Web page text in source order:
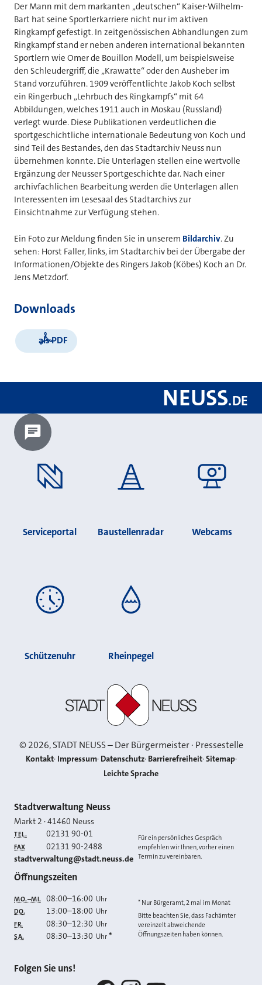
Der Mann mit dem markanten „deutschen“ Kaiser-Wilhelm-
Bart hat seine Sportlerkarriere nicht nur im aktiven
Ringkampf gefestigt. In zeitgenössischen Abhandlungen zum
Ringkampf stand er neben anderen international bekannten
Sportlern wie Omer de Bouillon Modell, um beispielsweise
den Schleudergriff, die „Krawatte“ oder den Ausheber im
Stand vorzuführen. 1909 veröffentlichte Jakob Koch selbst
ein Ringerbuch „Lehrbuch des Ringkampfs“ mit 64
Abbildungen, welches 1911 auch in Moskau (Russland)
verlegt wurde. Diese Publikationen verdeutlichen die
sportgeschichtliche internationale Bedeutung von Koch und
sind Teil des Bestandes, den das Stadtarchiv Neuss nun
übernehmen konnte. Die Unterlagen stellen eine wertvolle
Ergänzung der Neusser Sportgeschichte dar. Nach einer
archivfachlichen Bearbeitung werden die Unterlagen allen
Interessenten im Lesesaal des Stadtarchivs zur
Einsichtnahme zur Verfügung stehen.
Ein Foto zur Meldung finden Sie in unserem Bildarchiv. Zu
sehen: Horst Faller, links, im Stadtarchiv bei der Übergabe der
Informationen/Objekte des Ringers Jakob (Köbes) Koch an Dr.
Jens Metzdorf.
Downloads
als PDF
NEUSS.DE
Chatbot laden?
Serviceportal Baustellenradar Webcams
Schützenuhr Rheinpegel
©2026, STADT NEUSS – Der Bürgermeister · Pressestelle
Kontakt Impressum Datenschutz Barrierefreiheit Sitemap
Leichte Sprache
Kontakt
Stadtverwaltung Neuss
Markt 2 ·41460 Neuss
TEL. 02131 90-01
FAX 02131 90-2488
E-MAIL
stadtverwaltung@stadt.neuss.de
Für ein persönliches Gespräch
empfehlen wir Ihnen, vorher einen
Termin zu vereinbaren.
Öffnungszeiten
MO.–MI. 08:00–16:00 Uhr
DO. 13:00–18:00 Uhr
FR. 08:30–12:30 Uhr
SA. 08:30–13:30 Uhr *
* Nur Bürgeramt, 2 mal im Monat
Bitte beachten Sie, dass Fachämter
vereinzelt abweichende
Öffnungszeiten haben können.
Folgen Sie uns!